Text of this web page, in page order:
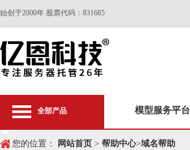
始创于2000年 股票代码：831685
全部产品 模型服务平台
您的位置： 网站首页 > 帮助中心>域名帮助